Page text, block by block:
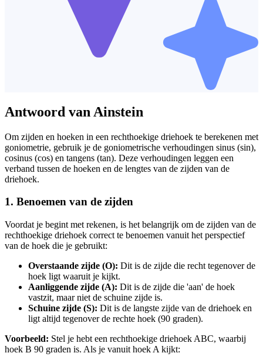
Antwoord van Ainstein
Om zijden en hoeken in een rechthoekige driehoek te berekenen met
goniometrie, gebruik je de goniometrische verhoudingen sinus (sin),
cosinus (cos) en tangens (tan). Deze verhoudingen leggen een
verband tussen de hoeken en de lengtes van de zijden van de
driehoek.
1. Benoemen van de zijden
Voordat je begint met rekenen, is het belangrijk om de zijden van de
rechthoekige driehoek correct te benoemen vanuit het perspectief
van de hoek die je gebruikt:
Overstaande zijde (O): Dit is de zijde die recht tegenover de
hoek ligt waaruit je kijkt.
Aanliggende zijde (A): Dit is de zijde die 'aan' de hoek
vastzit, maar niet de schuine zijde is.
Schuine zijde (S): Dit is de langste zijde van de driehoek en
ligt altijd tegenover de rechte hoek (90 graden).
Voorbeeld: Stel je hebt een rechthoekige driehoek ABC, waarbij
hoek B 90 graden is. Als je vanuit hoek A kijkt: